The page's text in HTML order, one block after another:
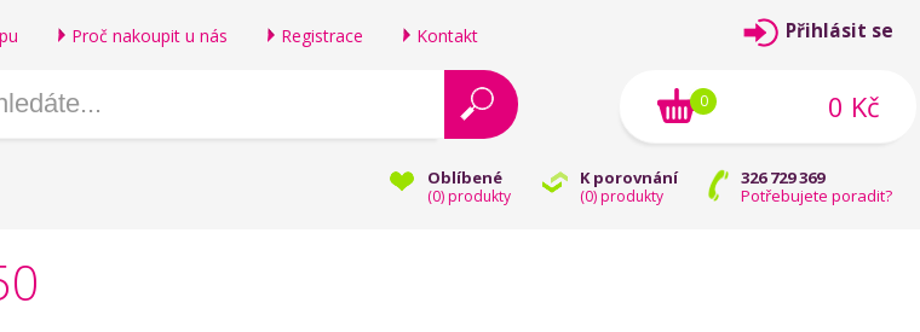
Proč nakoupit u nás Registrace Kontakt
Oblíbené
(0) produkty
K porovnání
(0) produkty
326 729 369
Potřebujete poradit?
Přihlásit se
0 Kč
0